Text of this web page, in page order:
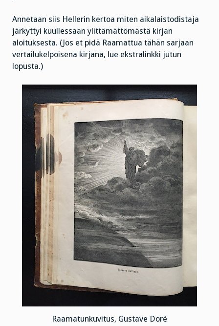
Annetaan siis Hellerin kertoa miten aikalaistodistaja
järkyttyi kuullessaan ylittämättömästä kirjan
aloituksesta. (Jos et pidä Raamattua tähän sarjaan
vertailukelpoisena kirjana, lue ekstralinkki jutun
lopusta.)
Raamatunkuvitus, Gustave Doré